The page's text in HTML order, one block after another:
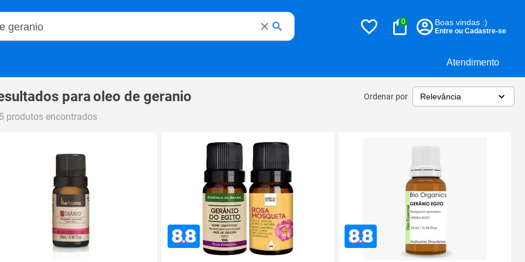
Atendimento
Magalu
0 Boas vindas :)
Entre ou Cadastre-se
paraoleo de geranio Ordenar por
produtos encontrados